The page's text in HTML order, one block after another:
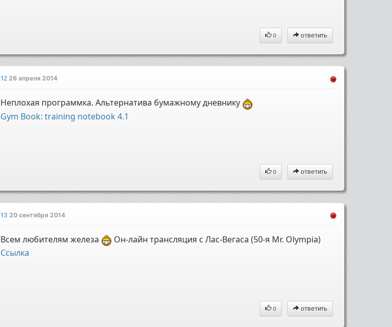
0 ответить
12 26 апреля 2014
Неплохая программка. Альтернатива бумажному дневнику
Gym Book: training notebook 4.1
0 ответить
13 20 сентября 2014
Всем любителям железа
Он-лайн трансляция с Лас-Вегаса (50-я Mr. Olympia)
Cсылка
0 ответить